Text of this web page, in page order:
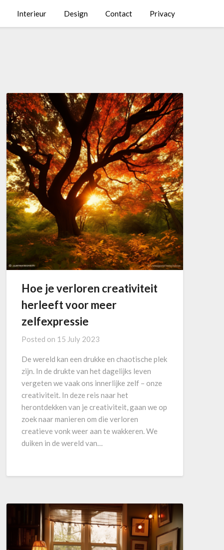
Interieur Design Contact Privacy
Hoe je verloren creativiteit
herleeft voor meer
zelfexpressie
Posted on 15 July 2023
De wereld kan een drukke en chaotische plek
zijn. In de drukte van het dagelijks leven
vergeten we vaak ons innerlijke zelf – onze
creativiteit. In deze reis naar het
herontdekken van je creativiteit, gaan we op
zoek naar manieren om die verloren
creatieve vonk weer aan te wakkeren. We
duiken in de wereld van…